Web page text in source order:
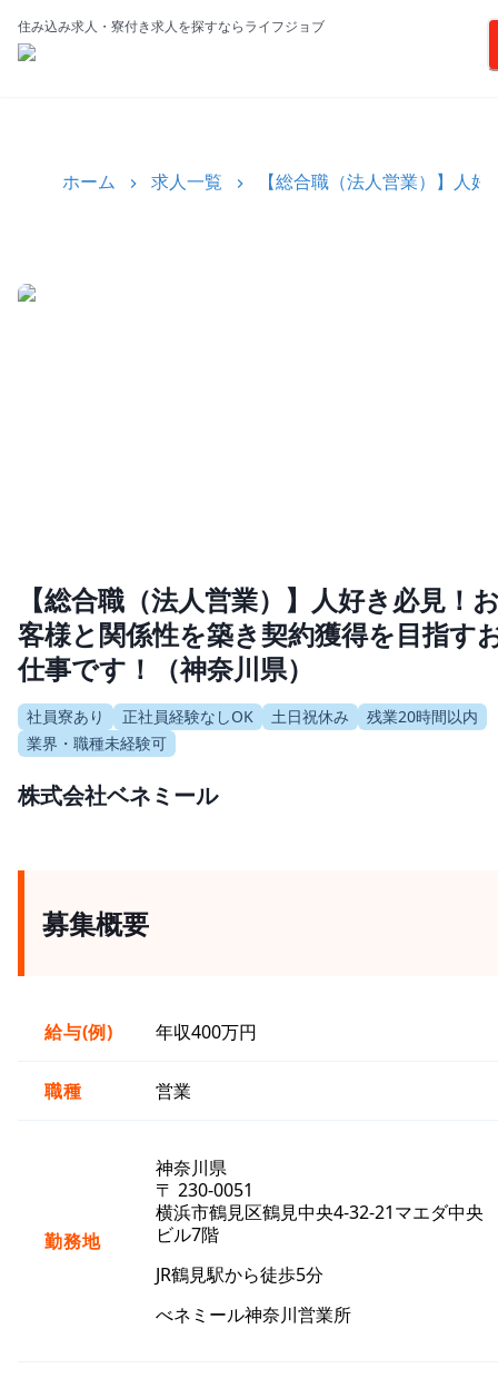
住み込み求人・寮付き求人を探すならライフジョブ
ホーム 求人一覧 【総合職（法人営業）】人
【総合職（法人営業）】人好き必見！
客様と関係性を築き契約獲得を目指す
仕事です！（神奈川県）
社員寮あり 正社員経験なしOK 土日祝休み
残業20時間以内
業界・職種未経験可
株式会社ベネミール
募集概要
給与(例) 年収400万円
職種 営業
勤務地
神奈川県
〒 230-0051
横浜市鶴見区鶴見中央4-32-21マエダ中央
ビル7階
JR鶴見駅から徒歩5分
べネミール神奈川営業所